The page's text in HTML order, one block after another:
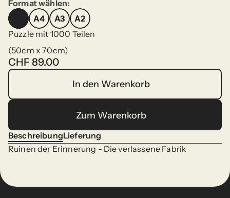
Format wählen:
A4
A4
A3
A3
A2
A2
Puzzle mit 1000 Teilen
(50cm x 70cm)
CHF 89.00
In den Warenkorb
In den Warenkorb
Zum Warenkorb
Zum Warenkorb
Beschreibung
Beschreibung
Lieferung
Lieferung
Ruinen der Erinnerung - Die verlassene Fabrik